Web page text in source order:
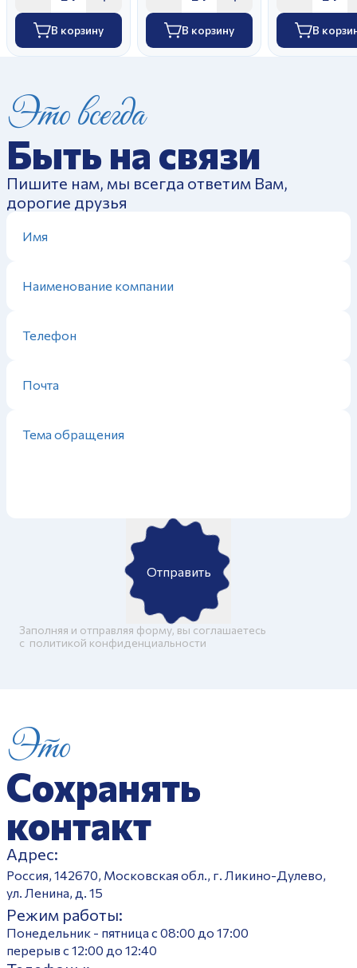
В корзину В корзину В
Это всегда
Быть на связи
Пишите нам, мы всегда ответим Вам,
дорогие друзья
Отправить
Заполняя и отправляя форму, вы соглашаетесь
c политикой конфиденциальности
Это
Сохранять
контакт
Адрес:
Россия, 142670, Московская обл., г. Ликино-Дулево,
ул. Ленина, д. 15
Режим работы:
Понедельник - пятница с 08:00 до 17:00
перерыв с 12:00 до 12:40